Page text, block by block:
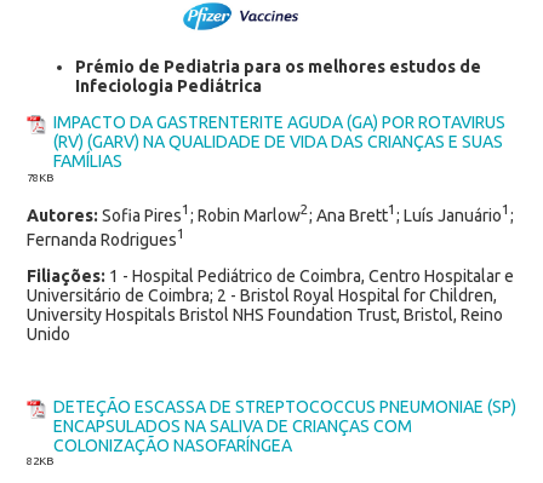
Prémio de Pediatria para os melhores estudos de
Infeciologia Pediátrica
IMPACTO DA GASTRENTERITE AGUDA (GA) POR ROTAVIRUS
(RV) (GARV) NA QUALIDADE DE VIDA DAS CRIANÇAS E SUAS
FAMÍLIAS
78KB
Autores: Sofia Pires1 ; Robin Marlow2; Ana Brett1 ; Luís Januário1 ;
Fernanda Rodrigues1
Filiações: 1 - Hospital Pediátrico de Coimbra, Centro Hospitalar e
Universitário de Coimbra; 2 - Bristol Royal Hospital for Children,
University Hospitals Bristol NHS Foundation Trust, Bristol, Reino
Unido
DETEÇÃO ESCASSA DE STREPTOCOCCUS PNEUMONIAE (SP)
ENCAPSULADOS NA SALIVA DE CRIANÇAS COM
COLONIZAÇÃO NASOFARÍNGEA
82KB